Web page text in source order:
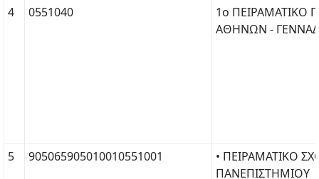
4 0551040
1ο ΠΕΙΡΑΜΑΤΙΚΟ
ΑΘΗΝΩΝ -
5 905065905010010551001
• ΠΕΙΡΑΜΑΤΙΚΟ
ΠΑΝΕΠΙΣΤΗΜΙΟΥ